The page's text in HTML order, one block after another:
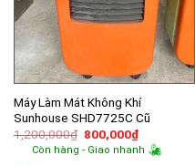
Máy Làm Mát Không Khí
Sunhouse SHD7725C Cũ
1,200,000₫ Giá
gốc
là:
800,000₫Giá
hiện
tại
Còn hàng - Giao nhanh